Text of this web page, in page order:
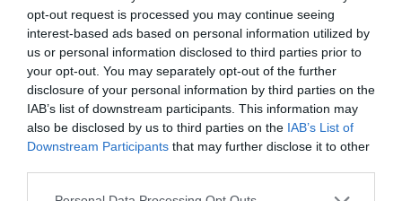
opt-out request is processed you may continue seeing
interest-based ads based on personal information utilized by
us or personal information disclosed to third parties prior to
your opt-out. You may separately opt-out of the further
disclosure of your personal information by third parties on the
IAB’s list of downstream participants. This information may
also be disclosed by us to third parties on the IAB’s List of
Downstream Participants that may further disclose it to other
Ο οργανισμός των Ηνωμένων Εθνών
UN Women προειδοποιεί ότι οι θάνατοι
στον τοκετό μπορεί να αυξηθούν έως
και κατά 50%. Πολλές γυναίκες
αναγκάζονται να γεννήσουν στο σπίτι,
συχνά μόνες και χωρίς φροντίδα,
καθώς οι γιατροί που
προθυμοποιούνται να τις βοηθήσουν
δέχονται απειλές.